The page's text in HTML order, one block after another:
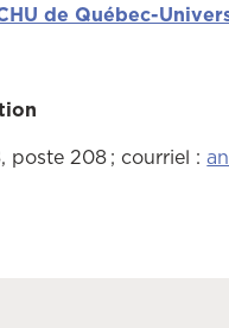
de Québec-
poste 208 ; courriel :